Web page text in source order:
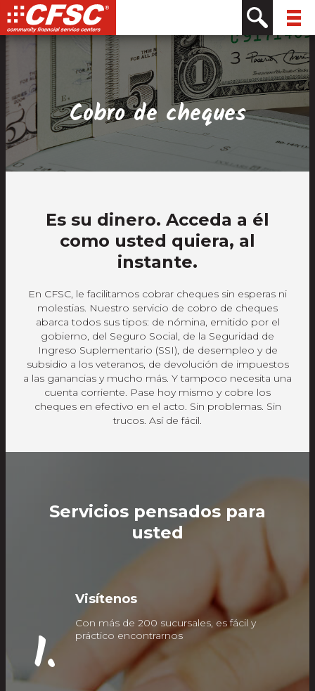
Saltar
contenido
Saltar
navegación
Mapa
Ir
contenido
Cobro de cheques
Es su dinero. Acceda a él
como usted quiera, al
instante.
En CFSC, le facilitamos cobrar cheques sin esperas ni
molestias. Nuestro servicio de cobro de cheques
abarca todos sus tipos: de nómina, emitido por el
gobierno, del Seguro Social, de la Seguridad de
Ingreso Suplementario (SSI), de desempleo y de
subsidio a los veteranos, de devolución de impuestos
a las ganancias y mucho más. Y tampoco necesita una
cuenta corriente. Pase hoy mismo y cobre los
cheques en efectivo en el acto. Sin problemas. Sin
trucos. Así de fácil.
Servicios pensados para
usted
1.
Visítenos
Con más de 200 sucursales, es fácil y
práctico encontrarnos